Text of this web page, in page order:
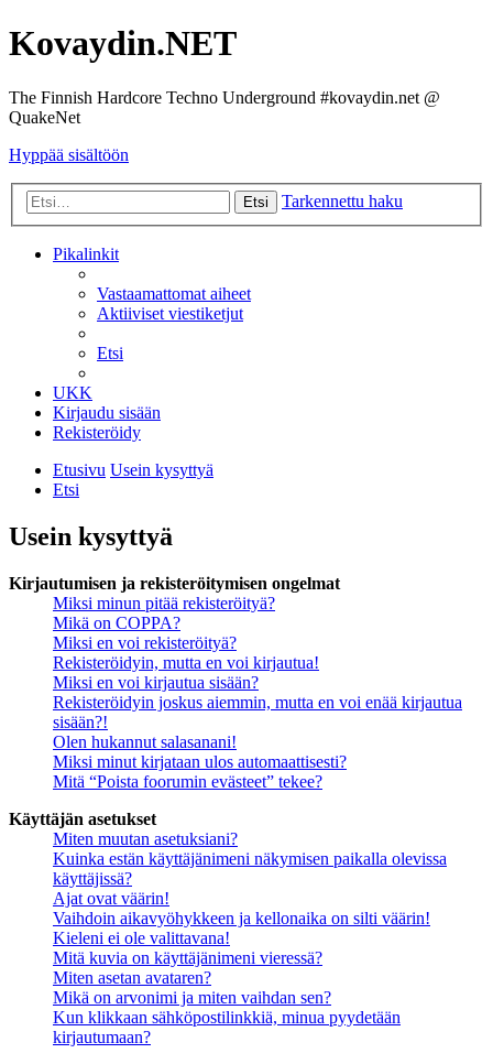
Kovaydin.NET
The Finnish Hardcore Techno Underground #kovaydin.net @
QuakeNet
Hyppää sisältöön
Etsi Tarkennettu haku
Pikalinkit
Vastaamattomat aiheet
Aktiiviset viestiketjut
Etsi
UKK
Kirjaudu sisään
Rekisteröidy
Etusivu Usein kysyttyä
Etsi
Usein kysyttyä
Kirjautumisen ja rekisteröitymisen ongelmat
Miksi minun pitää rekisteröityä?
Mikä on COPPA?
Miksi en voi rekisteröityä?
Rekisteröidyin, mutta en voi kirjautua!
Miksi en voi kirjautua sisään?
Rekisteröidyin joskus aiemmin, mutta en voi enää kirjautua
sisään?!
Olen hukannut salasanani!
Miksi minut kirjataan ulos automaattisesti?
Mitä “Poista foorumin evästeet” tekee?
Käyttäjän asetukset
Miten muutan asetuksiani?
Kuinka estän käyttäjänimeni näkymisen paikalla olevissa
käyttäjissä?
Ajat ovat väärin!
Vaihdoin aikavyöhykkeen ja kellonaika on silti väärin!
Kieleni ei ole valittavana!
Mitä kuvia on käyttäjänimeni vieressä?
Miten asetan avataren?
Mikä on arvonimi ja miten vaihdan sen?
Kun klikkaan sähköpostilinkkiä, minua pyydetään
kirjautumaan?